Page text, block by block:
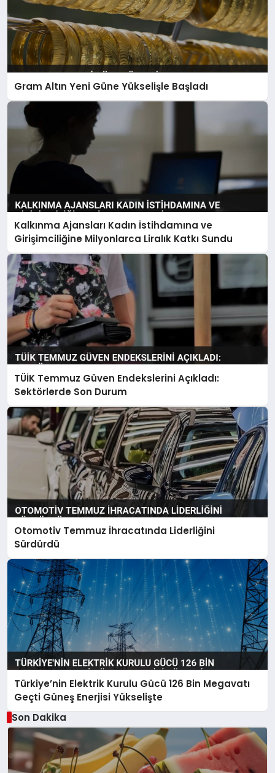
Gram Altın Yeni Güne Yükselişle Başladı
Kalkınma Ajansları Kadın İstihdamına ve
Girişimciliğine Milyonlarca Liralık Katkı Sundu
TÜİK Temmuz Güven Endekslerini Açıkladı:
Sektörlerde Son Durum
Otomotiv Temmuz İhracatında Liderliğini
Sürdürdü
Türkiye’nin Elektrik Kurulu Gücü 126 Bin Megavatı
Geçti Güneş Enerjisi Yükselişte
Son Dakika